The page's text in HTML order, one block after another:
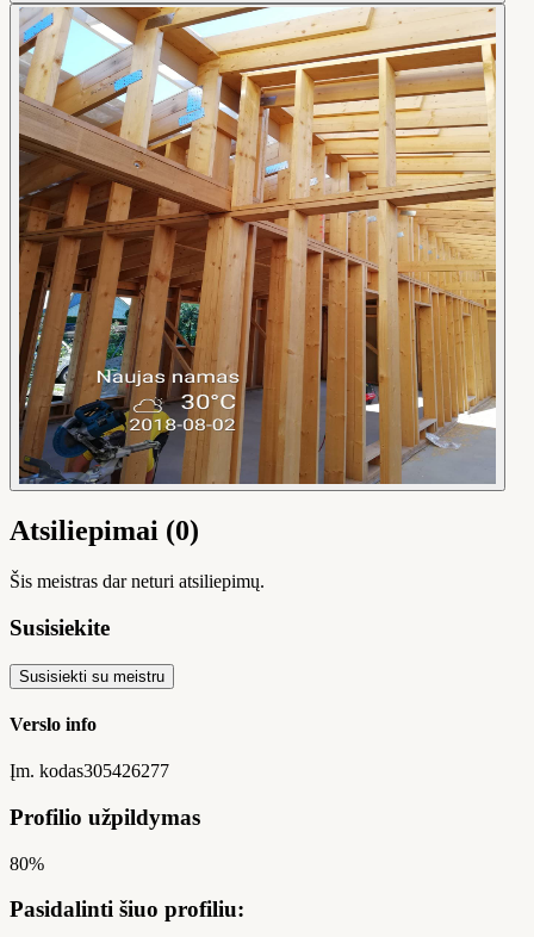
Atsiliepimai (0)
Šis meistras dar neturi atsiliepimų.
Susisiekite
Susisiekti su meistru
Verslo info
Įm. kodas305426277
Profilio užpildymas
80%
Pasidalinti šiuo profiliu: